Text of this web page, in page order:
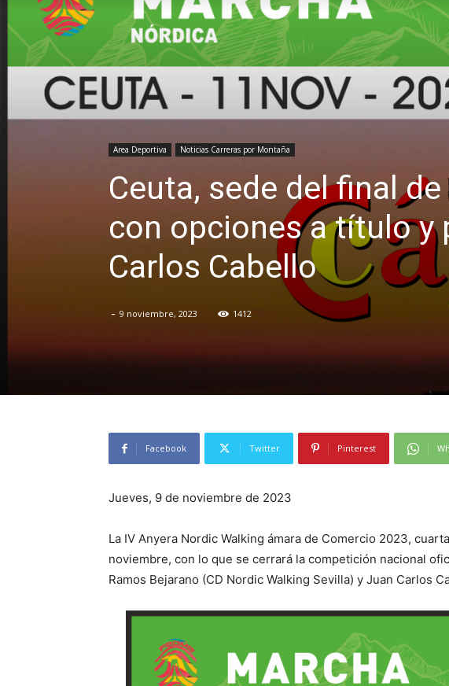
Area Deportiva Noticias Carreras por Montaña
Ceuta, sede del final
con opciones a título y
Carlos Cabello
- 9 noviembre, 2023 1412
Facebook Twitter Pinterest
Jueves, 9 de noviembre de 2023
La IV Anyera Nordic Walking ámara de Comercio 2023,
noviembre, con lo que se cerrará la competición nacional
Ramos Bejarano (CD Nordic Walking Sevilla) y Juan Carlos